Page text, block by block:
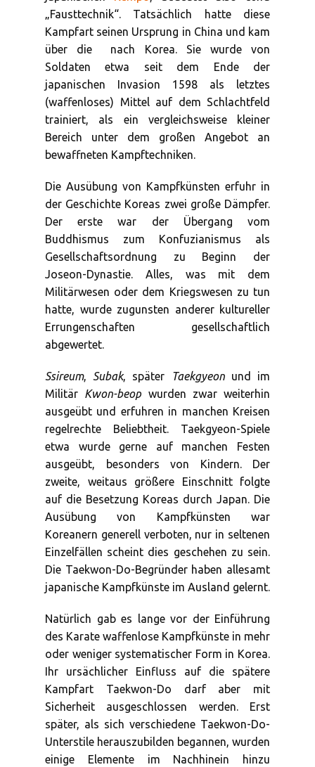
„Fausttechnik“. Tatsächlich hatte diese
Kampfart seinen Ursprung in China und kam
über die
nach Korea. Sie wurde von
Soldaten etwa seit dem Ende der
japanischen Invasion 1598 als letztes
(waffenloses) Mittel auf dem Schlachtfeld
trainiert, als ein vergleichsweise kleiner
Bereich unter dem großen Angebot an
bewaffneten Kampftechniken.
Die Ausübung von Kampfkünsten erfuhr in
der Geschichte Koreas zwei große Dämpfer.
Der erste war der Übergang vom
Buddhismus zum Konfuzianismus als
Gesellschaftsordnung zu Beginn der
Joseon-Dynastie. Alles, was mit dem
Militärwesen oder dem Kriegswesen zu tun
hatte, wurde zugunsten anderer kultureller
Errungenschaften gesellschaftlich
abgewertet.
Ssireum, Subak, später Taekgyeonund im
Militär Kwon-beop wurden zwar weiterhin
ausgeübt und erfuhren in manchen Kreisen
regelrechte Beliebtheit. Taekgyeon-Spiele
etwa wurde gerne auf manchen Festen
ausgeübt, besonders von Kindern. Der
zweite, weitaus größere Einschnitt folgte
auf die Besetzung Koreas durch Japan. Die
Ausübung von Kampfkünsten war
Koreanern generell verboten, nur in seltenen
Einzelfällen scheint dies geschehen zu sein.
Die Taekwon-Do-Begründer haben allesamt
japanische Kampfkünste im Ausland gelernt.
Natürlich gab es lange vor der Einführung
des Karate waffenlose Kampfkünste in mehr
oder weniger systematischer Form in Korea.
Ihr ursächlicher Einfluss auf die spätere
Kampfart Taekwon-Do darf aber mit
Sicherheit ausgeschlossen werden. Erst
später, als sich verschiedene Taekwon-Do-
Unterstile herauszubilden begannen, wurden
einige Elemente im Nachhinein hinzu